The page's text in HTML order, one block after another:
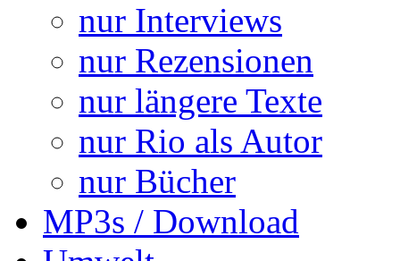
nur Interviews
nur Rezensionen
nur längere Texte
nur Rio als Autor
nur Bücher
MP3s / Download